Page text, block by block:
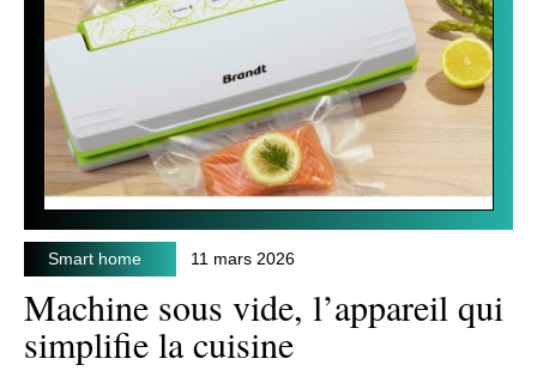
Smart home 11 mars 2026
Machine sous vide, l’appareil qui
simplifie la cuisine